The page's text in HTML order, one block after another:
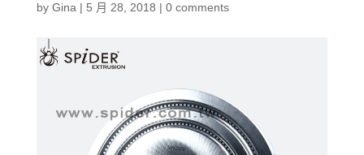
by Gina | 5 月 28, 2018 | 0 comments